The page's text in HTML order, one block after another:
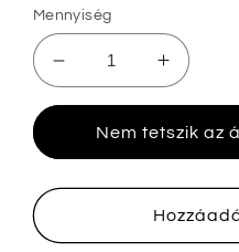
Mennyiség
Acqua
Di
Colonia
minta
mennyiségének
Acqua
Di
Colonia
minta
üveg
Nem tetszik az